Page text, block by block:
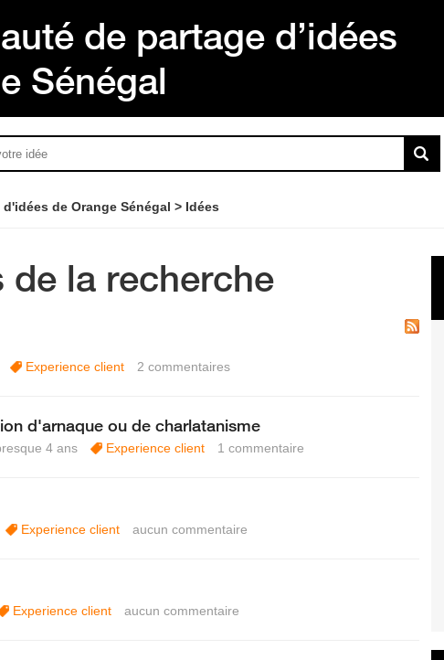
de partage d’idées
Sénégal
de Orange Sénégal Idées
de la recherche
Experience client 2 commentaires
d'arnaque ou de charlatanisme
4 ans Experience client 1 commentaire
Experience client aucun commentaire
Experience client aucun commentaire